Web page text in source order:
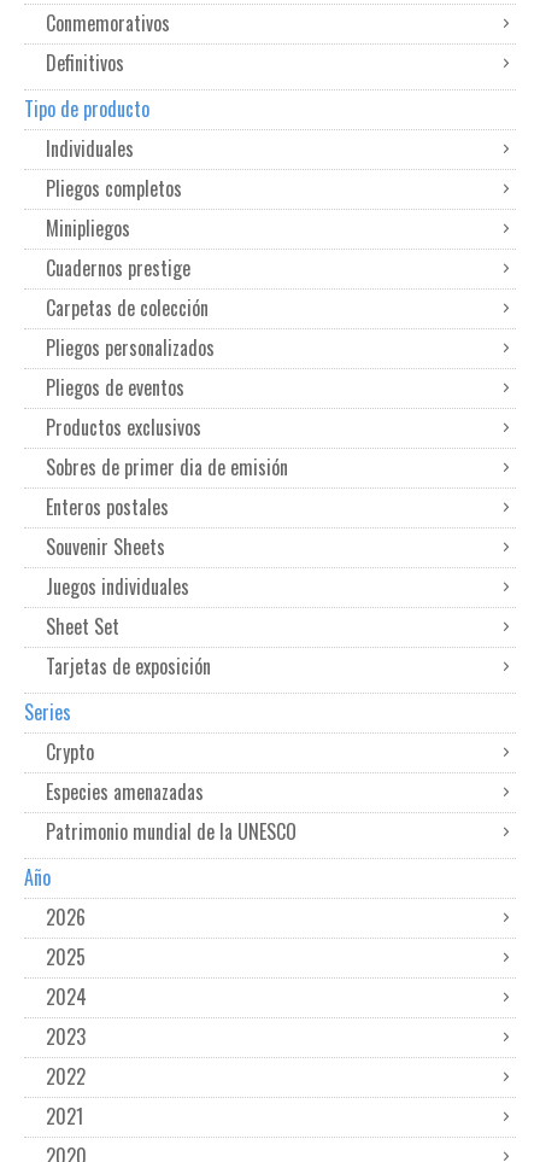
Conmemorativos
Definitivos
Tipo de producto
Individuales
Pliegos completos
Minipliegos
Cuadernos prestige
Carpetas de colección
Pliegos personalizados
Pliegos de eventos
Productos exclusivos
Sobres de primer dia de emisión
Enteros postales
Souvenir Sheets
Juegos individuales
Sheet Set
Tarjetas de exposición
Series
Crypto
Especies amenazadas
Patrimonio mundial de la UNESCO
Año
2026
2025
2024
2023
2022
2021
2020